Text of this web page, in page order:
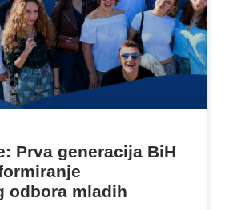
Prva generacija BiH
odbora mladih